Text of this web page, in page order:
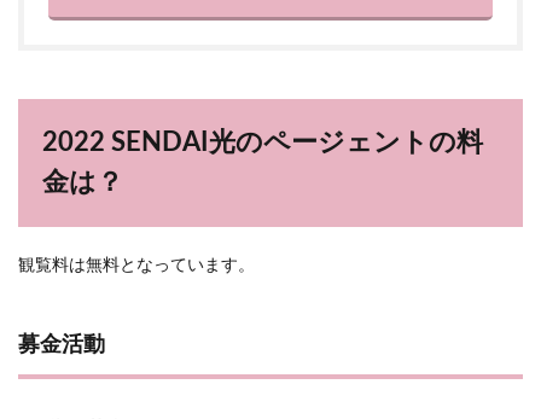
2022 SENDAI光のページェントの料
金は？
観覧料は無料となっています。
募金活動